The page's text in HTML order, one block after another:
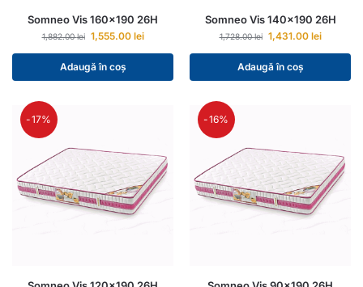
Somneo Vis 160×190 26H
1,882.00lei 1,555.00 lei
Adaugă în coș
Somneo Vis 140×190 26H
1,728.00lei 1,431.00 lei
Adaugă în coș
-17% -16%